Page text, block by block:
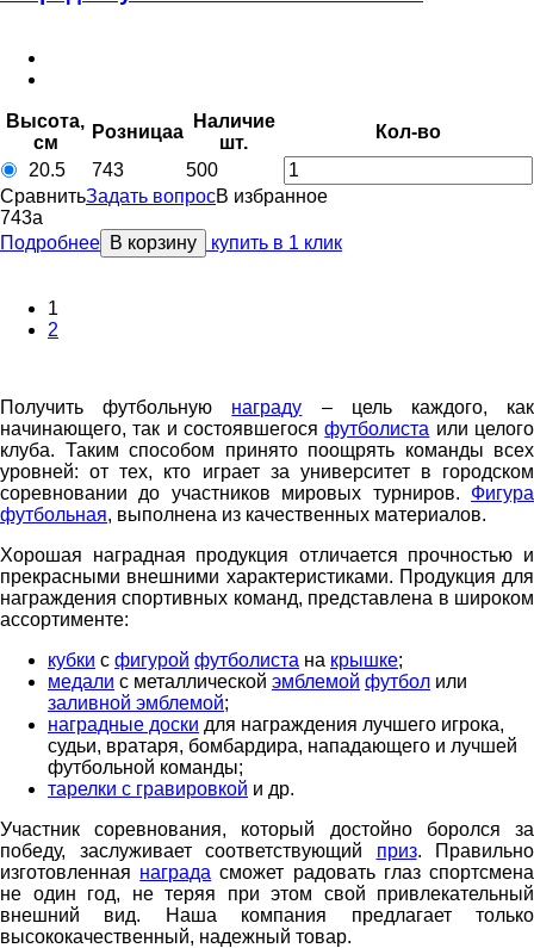
Высота,
см
Розницаa
Наличие
шт.
Кол-во
20.5
743
500
СравнитьЗадать вопросВ избранное
743a
Подробнее В корзину купить в 1 клик
1
2
Получить футбольную награду – цель каждого, как
начинающего, так и состоявшегосяфутболиста или целого
клуба. Таким способом принято поощрять команды всех
уровней: от тех, кто играет за университет в городском
соревновании до участников мировых турниров. Фигура
футбольная, выполнена из качественных материалов.
Хорошая наградная продукция отличается прочностью и
прекрасными внешними характеристиками. Продукция для
награждения спортивных команд, представлена в широком
ассортименте:
кубки с фигурой футболиста на крышке;
медали с металлической эмблемой футбол или
заливной эмблемой;
наградные доски для награждения лучшего игрока,
судьи, вратаря, бомбардира, нападающего и лучшей
футбольной команды;
тарелки с гравировкой и др.
Участник соревнования, который достойно боролся за
победу, заслуживает соответствующий приз. Правильно
изготовленная награда сможет радовать глаз спортсмена
не один год, не теряя при этом свой привлекательный
внешний вид. Наша компания предлагает только
высококачественный, надежный товар.